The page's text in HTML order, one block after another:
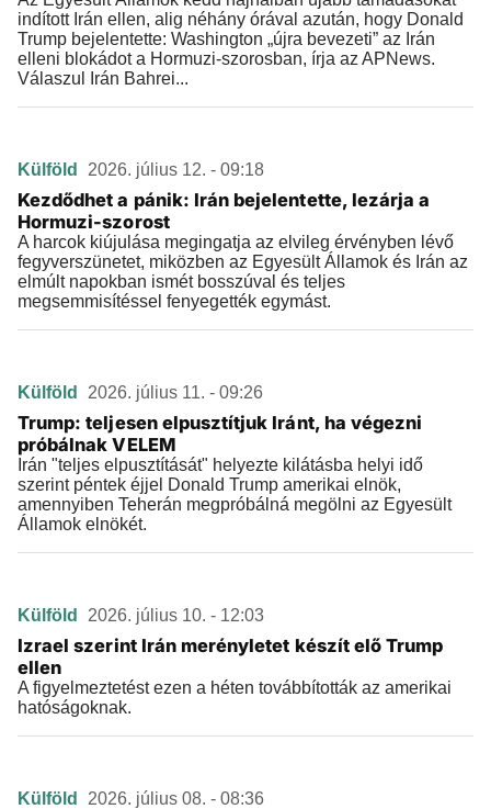
indított Irán ellen, alig néhány órával azután, hogy Donald
Trump bejelentette: Washington „újra bevezeti” az Irán
elleni blokádot a Hormuzi-szorosban, írja az APNews.
Válaszul Irán Bahrei...
Külföld 2026. július 12. - 09:18
Kezdődhet a pánik: Irán bejelentette, lezárja a
Hormuzi-szorost
A harcok kiújulása megingatja az elvileg érvényben lévő
fegyverszünetet, miközben az Egyesült Államok és Irán az
elmúlt napokban ismét bosszúval és teljes
megsemmisítéssel fenyegették egymást.
Külföld 2026. július 11. - 09:26
Trump: teljesen elpusztítjuk Iránt, ha végezni
próbálnak VELEM
Irán "teljes elpusztítását" helyezte kilátásba helyi idő
szerint péntek éjjel Donald Trump amerikai elnök,
amennyiben Teherán megpróbálná megölni az Egyesült
Államok elnökét.
Külföld 2026. július 10. - 12:03
Izrael szerint Irán merényletet készít elő Trump
ellen
A figyelmeztetést ezen a héten továbbították az amerikai
hatóságoknak.
Külföld 2026. július 08. - 08:36